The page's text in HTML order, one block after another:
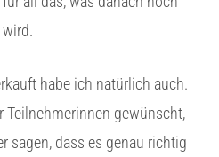
habe ich natürlich auch.
Teilnehmerinnen gewünscht,
sagen, dass es genau richtig